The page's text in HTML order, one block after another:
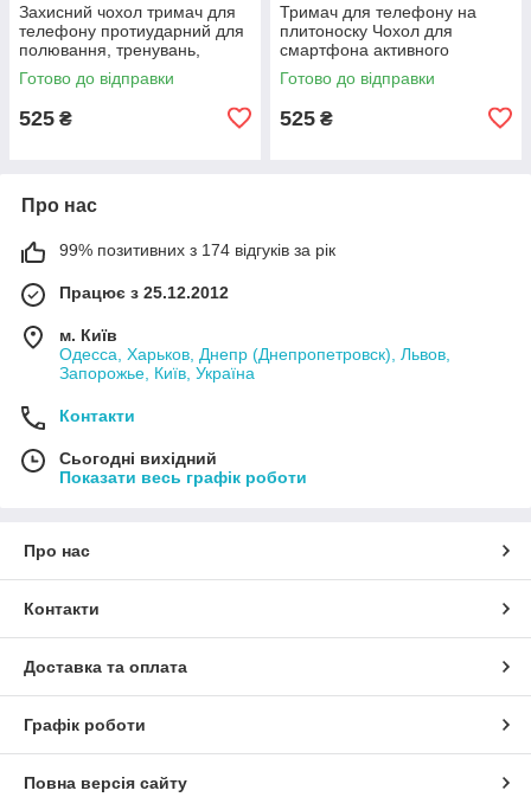
Захисний чохол тримач для
телефону протиударний для
полювання, тренувань,
нагрудний чохол, Molle Black
Готово до відправки
525 ₴
Тримач для телефону на
плитоноску Чохол для
смартфона активного
відпочинку та спорту Олива
Готово до відправки
525 ₴
Про нас
99% позитивних з 174 відгуків за рік
Працює з 25.12.2012
м. Київ
Одесса, Харьков, Днепр (Днепропетровск), Львов,
Запорожье, Київ, Україна
Контакти
Сьогодні вихідний
Показати весь графік роботи
Про нас
Контакти
Доставка та оплата
Графік роботи
Повна версія сайту